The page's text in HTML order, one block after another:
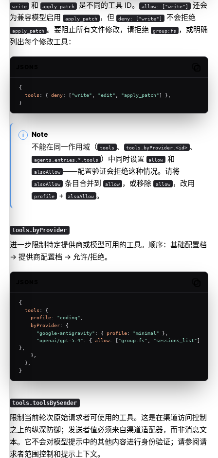
write 和 apply_patch 是不同的工具 ID。 allow: ["write"] 还会
为兼容模型启用
apply_patch ，但 deny: ["write"] 不会拒绝
apply_patch 。要阻止所有文件修改，请拒绝 group:fs
，或明确
列出每个修改工具：
{
tools : { deny: ["write" "edit" "apply_patch"] },
}
Note
不能在同一作用域（ tools 、 tools.byProvider.<id> 、
agents.entries.*.tools ）中同时设置 allow 和
alsoAllow ——配置验证会拒绝这种情况。请将
alsoAllow 条目合并到 allow ，或移除 allow ，改用
profile + alsoAllow 。
tools.byProvider
进一步限制特定提供商或模型可用的工具。顺序：基础配置档
→ 提供商配置档 → 允许/拒绝。
{
tools : {
profile: "coding"
byProvider: {
"google-antigravity" : { profile: "minimal" },
"openai/gpt-5.4" : { allow: ["group:fs" "sessions_list"]
},
    },
  },
}
tools.toolsBySender
限制当前轮次原始请求者可使用的工具。这是在渠道访问控制
之上的纵深防御；发送者值必须来自渠道适配器，而非消息文
本。它不会对模型提示中的其他内容进行身份验证；请参阅请
求者范围控制和提示上下文。